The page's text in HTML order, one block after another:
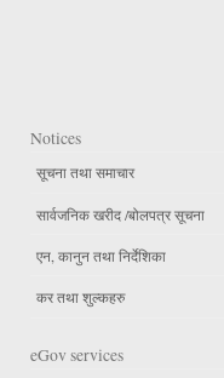
Notices
सूचना तथा समाचार
सार्वजनिक खरीद /बोलपत्र सूचना
एन, कानुन तथा निर्देशिका
कर तथा शुल्कहरु
eGov services